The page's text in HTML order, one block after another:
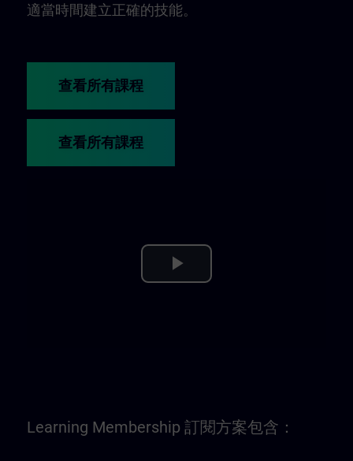
適當時間建立正確的技能。
查看所有課程
查看所有課程
Play
Learning Membership 訂閱方案包含：